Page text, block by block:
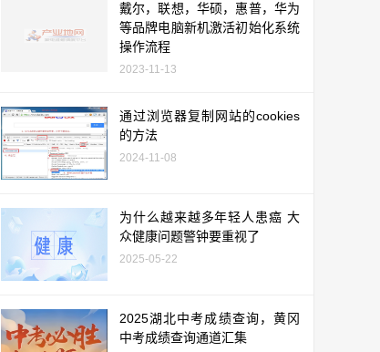
戴尔，联想，华硕，惠普，华为
等品牌电脑新机激活初始化系统
操作流程
2023-11-13
通过浏览器复制网站的cookies
的方法
2024-11-08
为什么越来越多年轻人患癌 大
众健康问题警钟要重视了
2025-05-22
2025湖北中考成绩查询，黄冈
中考成绩查询通道汇集